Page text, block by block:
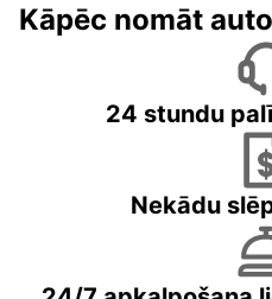
Kāpēc nomāt
24 stundu
Nekādu